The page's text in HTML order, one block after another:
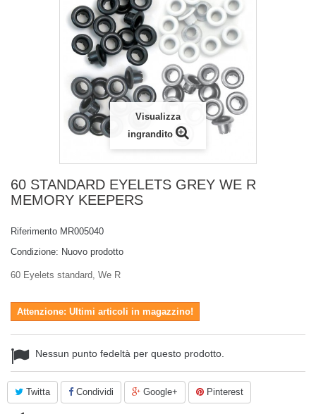
Visualizza
ingrandito
60 STANDARD EYELETS GREY WE R
MEMORY KEEPERS
Riferimento MR005040
Condizione: Nuovo prodotto
60 Eyelets standard, We R
Attenzione: Ultimi articoli in magazzino!
Nessun punto fedeltà per questo prodotto.
Twitta Condividi Google+ Pinterest